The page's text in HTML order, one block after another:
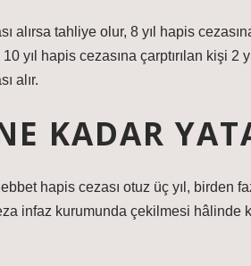
alırsa tahliye olur, 8 yıl hapis
yıl hapis cezasına çarptırılan kişi 2
alır.
KADAR
hapis cezası otuz üç yıl, birden
infaz kurumunda çekilmesi hâlinde